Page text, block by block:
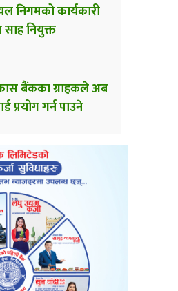
निगमको कार्यकारी
साह नियुक्त
बैंकका ग्राहकले अब
प्रयोग गर्न पाउने